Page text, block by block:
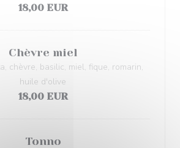
18,00 EUR
Chèvre miel
chèvre, basilic, miel, fique, romarin,
huile d'olive
18,00 EUR
Tonno